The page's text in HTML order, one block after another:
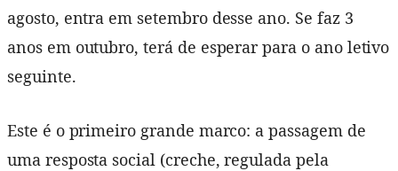
agosto, entra em setembro desse ano. Se faz 3
anos em outubro, terá de esperar para o ano letivo
seguinte.
Este é o primeiro grande marco: a passagem de
uma resposta social (creche, regulada pela